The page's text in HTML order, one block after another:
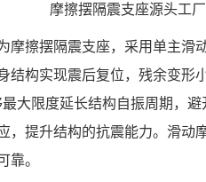
摩擦摆隔震支座源头工厂
摩擦摆隔震支座，采用单主滑
结构实现震后复位，残余变形
大限度延长结构自振周期，
，提升结构的抗震能力。滑动
靠。